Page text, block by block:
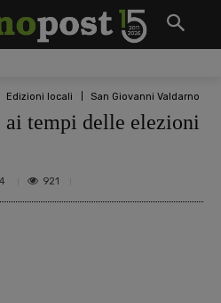
Edizioni locali San Giovanni Valdarno
tempi delle elezioni
921